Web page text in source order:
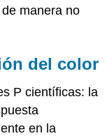
manera no
del color
P científicas: la
en la